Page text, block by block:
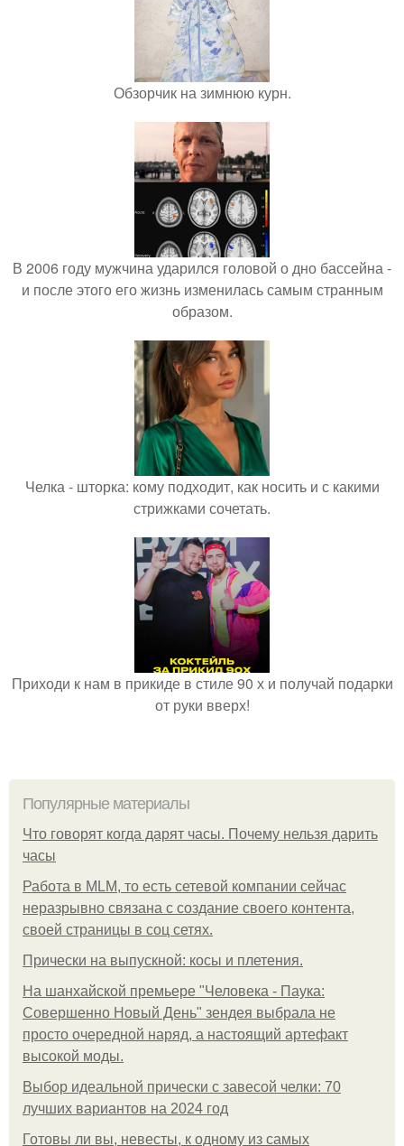
Обзорчик на зимнюю курн.
В 2006 году мужчина ударился головой о дно бассейна -
и после этого его жизнь изменилась самым странным
образом.
Челка - шторка: кому подходит, как носить и с какими
стрижками сочетать.
Приходи к нам в прикиде в стиле 90 х и получай подарки
от руки вверх!
Популярные материалы
Что говорят когда дарят часы. Почему нельзя дарить
часы
Работа в MLM, то есть сетевой компании сейчас
неразрывно связана с создание своего контента,
своей страницы в соц сетях.
Прически на выпускной: косы и плетения.
На шанхайской премьере "Человека - Паука:
Совершенно Новый День" зендея выбрала не
просто очередной наряд, а настоящий артефакт
высокой моды.
Выбор идеальной прически с завесой челки: 70
лучших вариантов на 2024 год
Готовы ли вы, невесты, к одному из самых